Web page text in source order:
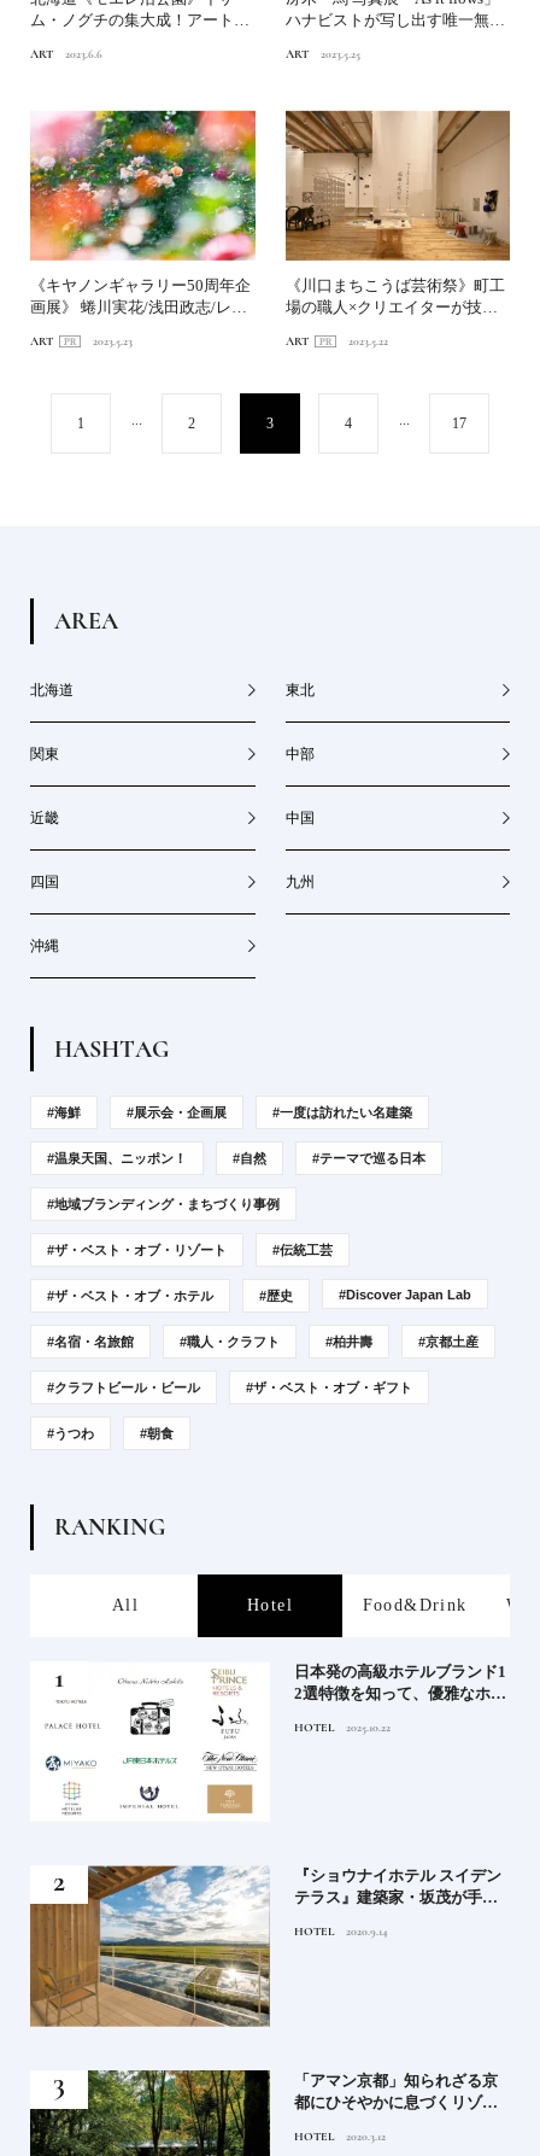
ム・ノグチの集大成！アート×
ART 2023.6.6
ハナビストが写し出す唯一無二
ART 2023.5.25
《キヤノンギャラリー50周年企
画展》 蜷川実花/浅田政志/レス
ART 2023.5.23
《川口まちこうば芸術祭》町工
場の職人×クリエイターが技術
ART 2023.5.22
1 ... 2 3 4 ... 17
AREA
北海道 東北
関東 中部
近畿 中国
四国 九州
沖縄
HASHTAG
#海鮮 #展示会・企画展 #一度は訪れたい名建築
#温泉天国、ニッポン！ #自然 #テーマで巡る日本
#地域ブランディング・まちづくり事例
#ザ・ベスト・オブ・リゾート #伝統工芸
#ザ・ベスト・オブ・ホテル #歴史 #Discover Japan Lab
#名宿・名旅館 #職人・クラフト #柏井壽 #京都土産
#クラフトビール・ビール #ザ・ベスト・オブ・ギフト
#うつわ #朝食
RANKING
All Hotel Food&Drink
日本発の高級ホテルブランド1
2選特徴を知って、優雅なホテ
ンド大解剖①
HOTEL 2025.10.22
『ショウナイホテル スイデン
テラス』建築家・坂茂が手掛
シンボル
HOTEL 2020.9.14
「アマン京都」知られざる京
都にひそやかに息づくリゾー
HOTEL 2020.3.12